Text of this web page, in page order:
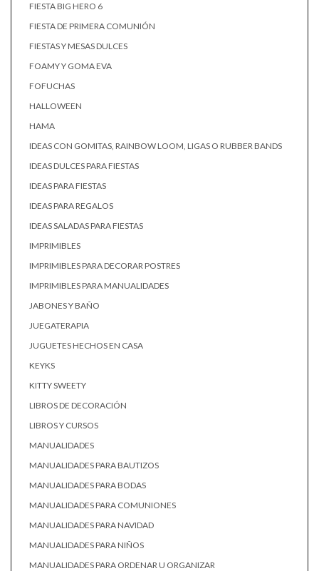
FIESTA BIG HERO 6
FIESTA DE PRIMERA COMUNIÓN
FIESTAS Y MESAS DULCES
FOAMY Y GOMA EVA
FOFUCHAS
HALLOWEEN
HAMA
IDEAS CON GOMITAS, RAINBOW LOOM, LIGAS O RUBBER BANDS
IDEAS DULCES PARA FIESTAS
IDEAS PARA FIESTAS
IDEAS PARA REGALOS
IDEAS SALADAS PARA FIESTAS
IMPRIMIBLES
IMPRIMIBLES PARA DECORAR POSTRES
IMPRIMIBLES PARA MANUALIDADES
JABONES Y BAÑO
JUEGATERAPIA
JUGUETES HECHOS EN CASA
KEYKS
KITTY SWEETY
LIBROS DE DECORACIÓN
LIBROS Y CURSOS
MANUALIDADES
MANUALIDADES PARA BAUTIZOS
MANUALIDADES PARA BODAS
MANUALIDADES PARA COMUNIONES
MANUALIDADES PARA NAVIDAD
MANUALIDADES PARA NIÑOS
MANUALIDADES PARA ORDENAR U ORGANIZAR